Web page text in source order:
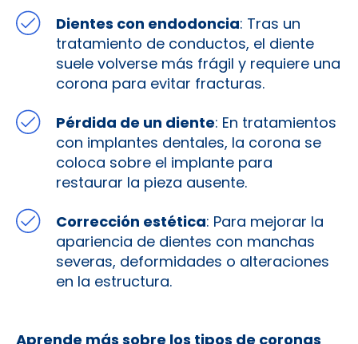
Dientes con endodoncia: Tras un
tratamiento de conductos, el diente
suele volverse más frágil y requiere una
corona para evitar fracturas.
Pérdida de un diente: En tratamientos
con implantes dentales, la corona se
coloca sobre el implante para
restaurar la pieza ausente.
Corrección estética: Para mejorar la
apariencia de dientes con manchas
severas, deformidades o alteraciones
en la estructura.
Aprende más sobre los tipos de coronas